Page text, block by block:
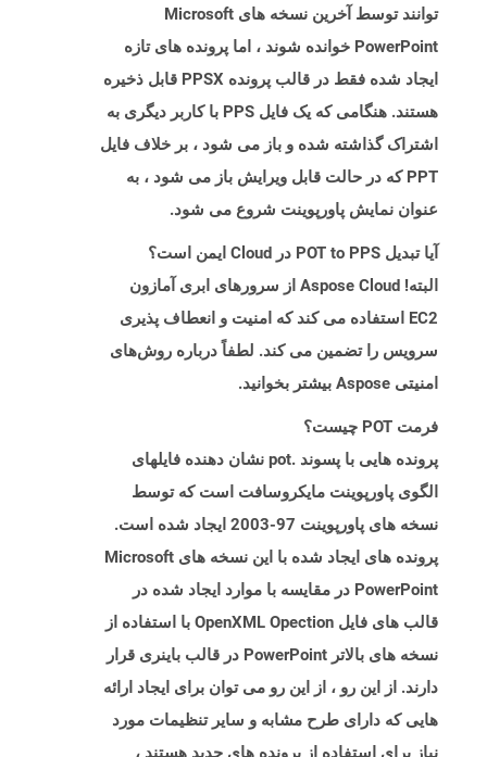
توانند توسط آخرین نسخه های Microsoft
PowerPoint خوانده شوند ، اما پرونده های تازه
ایجاد شده فقط در قالب پرونده PPSX قابل ذخیره
هستند. هنگامی که یک فایل PPS با کاربر دیگری به
اشتراک گذاشته شده و باز می شود ، بر خلاف فایل
PPT که در حالت قابل ویرایش باز می شود ، به
عنوان نمایش پاورپوینت شروع می شود.
آیا تبدیل POT to PPS در Cloud ایمن است؟
البته! Aspose Cloud از سرورهای ابری آمازون
EC2 استفاده می کند که امنیت و انعطاف پذیری
سرویس را تضمین می کند. لطفاً درباره روش‌های
امنیتی Aspose بیشتر بخوانید.
فرمت POT چیست؟
پرونده هایی با پسوند .pot نشان دهنده فایلهای
الگوی پاورپوینت مایکروسافت است که توسط
نسخه های پاورپوینت 97-2003 ایجاد شده است.
پرونده های ایجاد شده با این نسخه های Microsoft
PowerPoint در مقایسه با موارد ایجاد شده در
قالب های فایل OpenXML Opection با استفاده از
نسخه های بالاتر PowerPoint در قالب باینری قرار
دارند. از این رو ، از این رو می توان برای ایجاد ارائه
هایی که دارای طرح مشابه و سایر تنظیمات مورد
نیاز برای استفاده از پرونده های جدید هستند ،